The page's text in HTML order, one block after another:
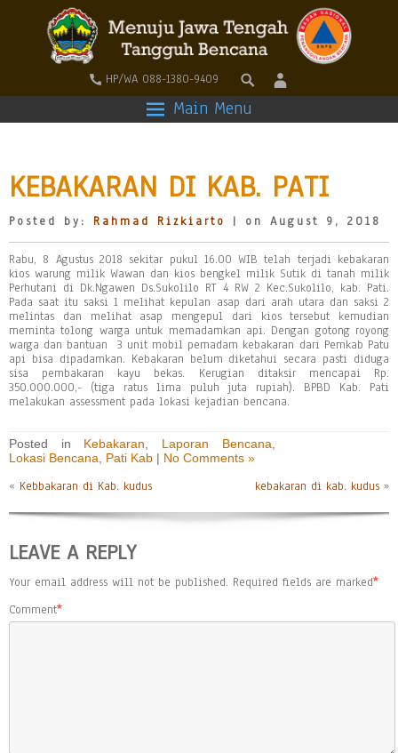
HP/WA 088-1380-9409
Main Menu
KEBAKARAN DI KAB. PATI
Posted by: Rahmad Rizkiarto | on August 9, 2018
Rabu, 8 Agustus 2018 sekitar pukul 16.00 WIB telah terjadi kebakaran
kios warung milik Wawan dan kios bengkel milik Sutik di tanah milik
Perhutani di Dk.Ngawen Ds.Sukolilo RT 4 RW 2 Kec.Sukolilo, kab. Pati.
Pada saat itu saksi 1 melihat kepulan asap dari arah utara dan saksi 2
melintas dan melihat asap mengepul dari kios tersebut kemudian
meminta tolong warga untuk memadamkan api. Dengan gotong royong
warga dan bantuan 3 unit mobil pemadam kebakaran dari Pemkab Patu
api bisa dipadamkan. Kebakaran belum diketahui secara pasti diduga
sisa pembakaran kayu bekas. Kerugian ditaksir mencapai Rp.
350.000.000,- (tiga ratus lima puluh juta rupiah). BPBD Kab. Pati
melakukan assessment pada lokasi kejadian bencana.
Posted in Kebakaran Laporan Bencana
Lokasi Bencana
Pati Kab | No Comments »
« Kebbakaran di Kab. kudus kebakaran di kab. kudus »
LEAVE A REPLY
Your email address will not be published. Required fields are marked*
Comment*